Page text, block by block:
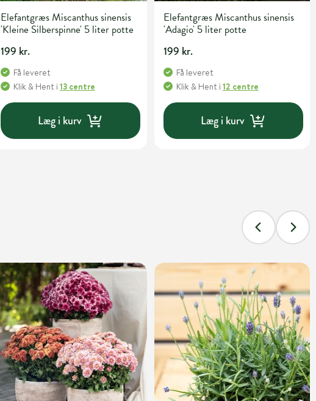
Elefantgræs Miscanthus sinensis
'Kleine Silberspinne' 5 liter potte
199 kr.
Få leveret
Klik & Hent i 13 centre
Læg i kurv
Elefantgræs Miscanthus sinensis
'Adagio' 5 liter potte
199 kr.
Få leveret
Klik & Hent i 12 centre
Læg i kurv